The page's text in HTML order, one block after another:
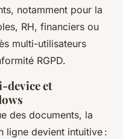
notamment pour la
RH, financiers ou
multi-utilisateurs
RGPD.
device et
des documents, la
ligne devient intuitive :